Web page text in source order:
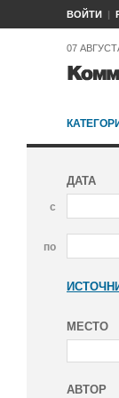
ВОЙТИ
07
ДАТА
с
по
МЕСТО
АВТОР